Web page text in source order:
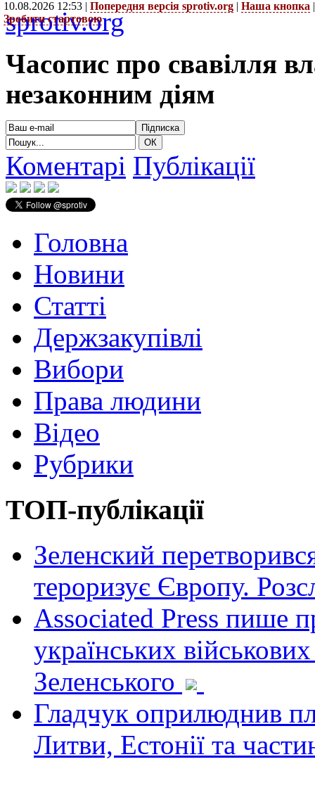
10.08.2026 12:53 | Попередня версія sprotiv.org | Наша кнопка
Зробити стартовою
sprotiv.org
Часопис про свавілля
незаконним діям
Коментарі Публікації
Головна
Новини
Статті
Держзакупівлі
Вибори
Права людини
Відео
Рубрики
ТОП-публікації
Зеленский
тероризує Європу.
Associated Press пише
українських
Зеленського
Гладчук оприлюднив
Литви, Естонії та